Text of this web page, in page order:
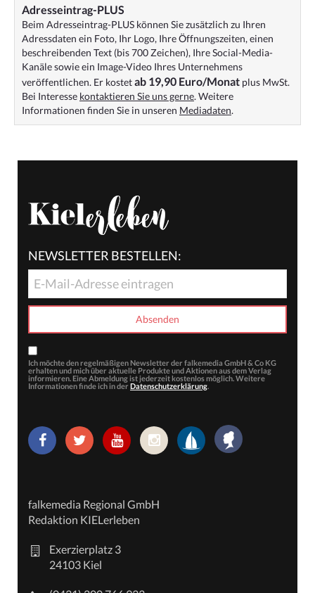
Adresseintrag-PLUS
Beim Adresseintrag-PLUS können Sie zusätzlich zu Ihren
Adressdaten ein Foto, Ihr Logo, Ihre Öffnungszeiten, einen
beschreibenden Text (bis 700 Zeichen), Ihre Social-Media-
Kanäle sowie ein Image-Video Ihres Unternehmens
veröffentlichen. Er kostetab 19,90 Euro/Monat plus MwSt.
Bei Interesse kontaktieren Sie uns gerne. Weitere
Informationen finden Sie in unseren Mediadaten.
NEWSLETTER BESTELLEN:
Ich möchte den regelmäßigen Newsletter der falkemedia GmbH & Co KG
erhalten und mich über aktuelle Produkte und Aktionen aus dem Verlag
informieren. Eine Abmeldung ist jederzeit kostenlos möglich. Weitere
Informationen finde ich in der Datenschutzerklärung.
falkemedia Regional GmbH
Redaktion KIELerleben
Exerzierplatz 3
24103 Kiel